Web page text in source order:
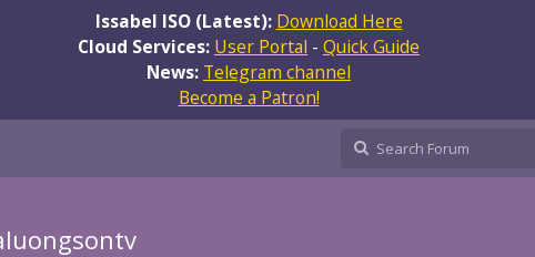
Issabel ISO (Latest): Download Here
Cloud Services: User Portal - Quick Guide
News: Telegram channel
Become a Patron!